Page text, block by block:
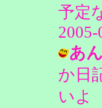
予定
あ
か日
いよ